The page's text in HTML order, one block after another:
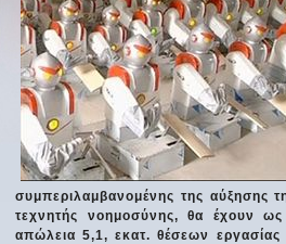
συμπεριλαμβανομένης της αύξησης
τεχνητής νοημοσύνης, θα έχουν
απώλεια 5,1, εκατ. θέσεων εργασίας